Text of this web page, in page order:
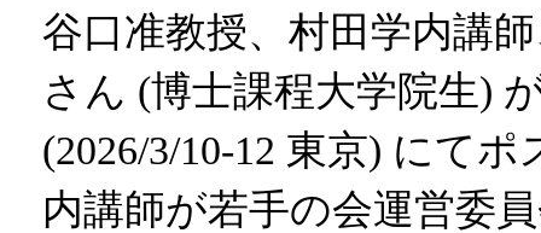
谷口准教授、村田学内講
さん (博士課程大学院生)
(2026/3/10-12 東京) にて
内講師が若手の会運営委